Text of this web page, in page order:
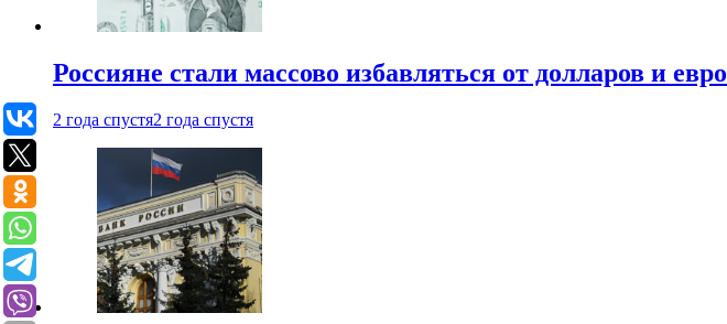
Россияне стали массово избавляться от долларов и евро
2 года спустя2 года спустя